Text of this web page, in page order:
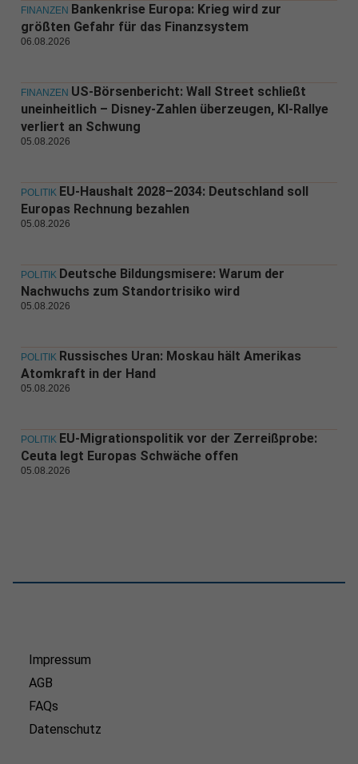
FINANZEN Bankenkrise Europa: Krieg wird zur
größten Gefahr für das Finanzsystem
06.08.2026
FINANZEN US-Börsenbericht: Wall Street schließt
uneinheitlich – Disney-Zahlen überzeugen, KI-Rallye
verliert an Schwung
05.08.2026
POLITIK EU-Haushalt 2028–2034: Deutschland soll
Europas Rechnung bezahlen
05.08.2026
POLITIK Deutsche Bildungsmisere: Warum der
Nachwuchs zum Standortrisiko wird
05.08.2026
POLITIK Russisches Uran: Moskau hält Amerikas
Atomkraft in der Hand
05.08.2026
POLITIK EU-Migrationspolitik vor der Zerreißprobe:
Ceuta legt Europas Schwäche offen
05.08.2026
Impressum
AGB
FAQs
Datenschutz